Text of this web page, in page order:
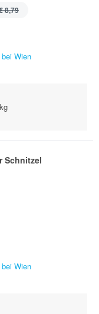
8,79
Wien
Schnitzel
Wien